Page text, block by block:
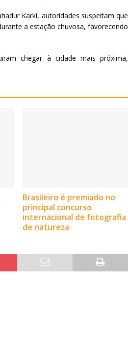
Karki, autoridades suspeitam que
a estação chuvosa, favorecendo
chegar à cidade mais próxima,
Brasileiro é premiado no
principal concurso
internacional de fotografia
de natureza